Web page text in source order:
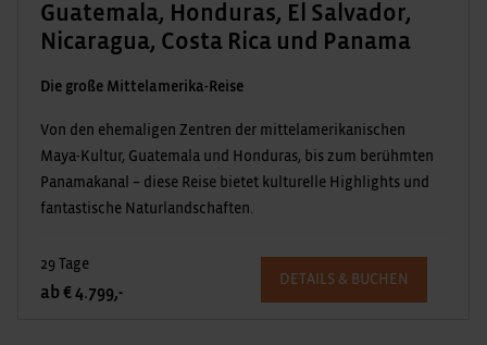
Guatemala, Honduras, El Salvador,
Nicaragua, Costa Rica und Panama
Die große Mittelamerika-Reise
Von den ehemaligen Zentren der mittelamerikanischen
Maya-Kultur, Guatemala und Honduras, bis zum berühmten
Panamakanal – diese Reise bietet kulturelle Highlights und
fantastische Naturlandschaften.
29 Tage
ab € 4.799,-
DETAILS & BUCHEN